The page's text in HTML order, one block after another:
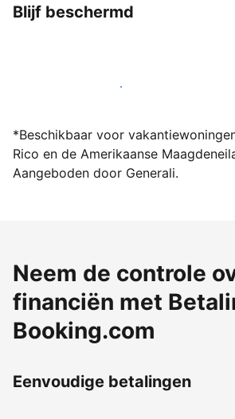
Blijf beschermd
Word vandaag nog host bij ons
*Beschikbaar voor
Rico en de Amerikaanse
Aangeboden door Generali.
Neem de controle
financiën met
Booking.com
Eenvoudige betalingen